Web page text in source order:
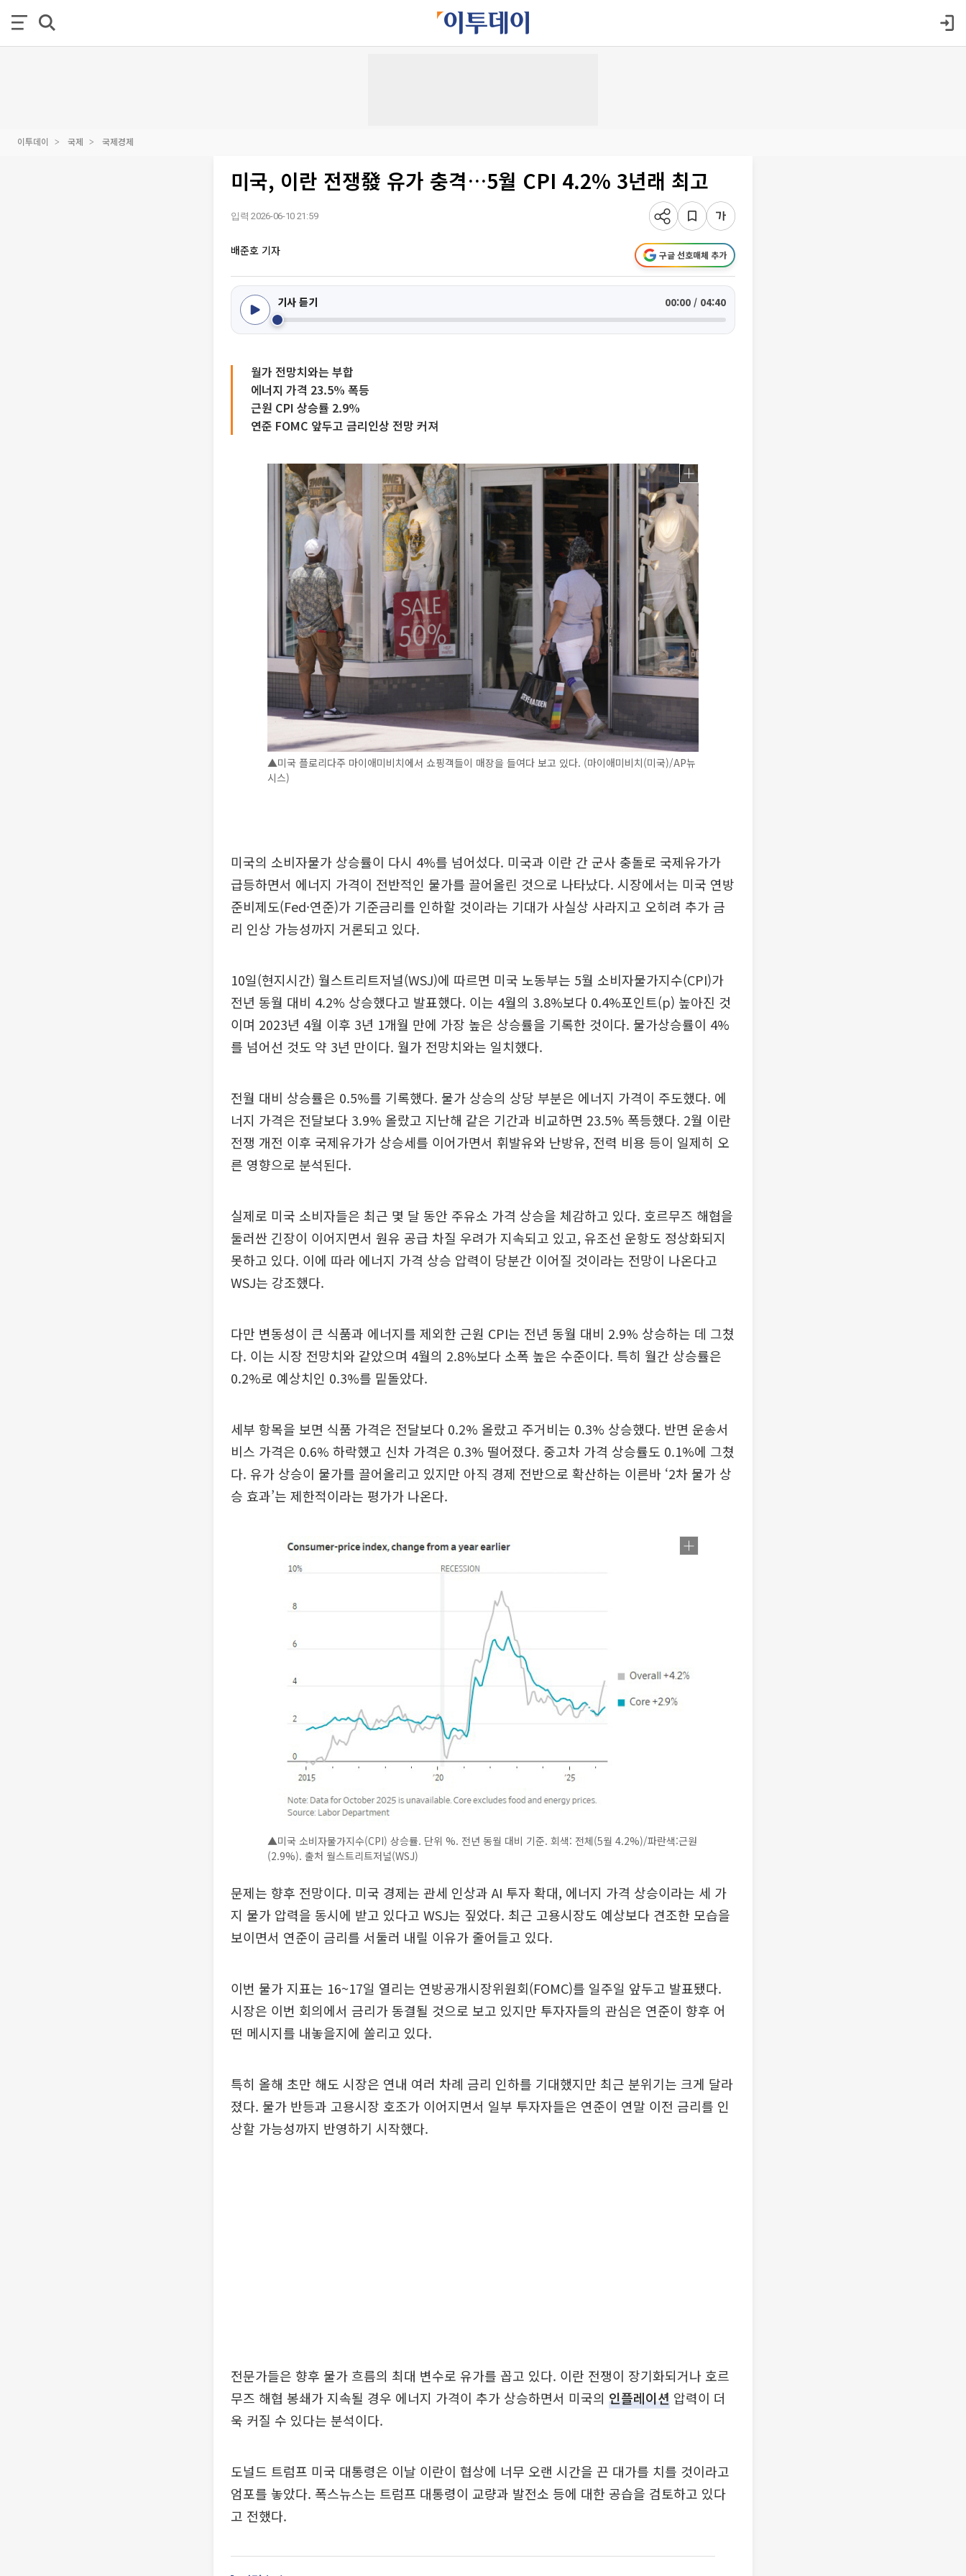
이투데이 국제 국제경제
미국, 이란 전쟁發 유가 충격…5월 CPI 4.2% 3년래 최고
입력 2026-06-10 21:59
배준호 기자 구글 선호매체 추가
기사 듣기 00:00 / 04:40
월가 전망치와는 부합
에너지 가격 23.5% 폭등
근원 CPI 상승률 2.9%
연준 FOMC 앞두고 금리인상 전망 커져
▲미국 플로리다주 마이애미비치에서 쇼핑객들이 매장을 들여다 보고 있다. (마이애미비치(미국)/AP뉴
시스)
미국의 소비자물가 상승률이 다시 4%를 넘어섰다. 미국과 이란 간 군사 충돌로 국제유가가
급등하면서 에너지 가격이 전반적인 물가를 끌어올린 것으로 나타났다. 시장에서는 미국 연방
준비제도(Fed·연준)가 기준금리를 인하할 것이라는 기대가 사실상 사라지고 오히려 추가 금
리 인상 가능성까지 거론되고 있다.
10일(현지시간) 월스트리트저널(WSJ)에 따르면 미국 노동부는 5월 소비자물가지수(CPI)가
전년 동월 대비 4.2% 상승했다고 발표했다. 이는 4월의 3.8%보다 0.4%포인트(p) 높아진 것
이며 2023년 4월 이후 3년 1개월 만에 가장 높은 상승률을 기록한 것이다. 물가상승률이 4%
를 넘어선 것도 약 3년 만이다. 월가 전망치와는 일치했다.
전월 대비 상승률은 0.5%를 기록했다. 물가 상승의 상당 부분은 에너지 가격이 주도했다. 에
너지 가격은 전달보다 3.9% 올랐고 지난해 같은 기간과 비교하면 23.5% 폭등했다. 2월 이란
전쟁 개전 이후 국제유가가 상승세를 이어가면서 휘발유와 난방유, 전력 비용 등이 일제히 오
른 영향으로 분석된다.
실제로 미국 소비자들은 최근 몇 달 동안 주유소 가격 상승을 체감하고 있다. 호르무즈 해협을
둘러싼 긴장이 이어지면서 원유 공급 차질 우려가 지속되고 있고, 유조선 운항도 정상화되지
못하고 있다. 이에 따라 에너지 가격 상승 압력이 당분간 이어질 것이라는 전망이 나온다고
WSJ는 강조했다.
다만 변동성이 큰 식품과 에너지를 제외한 근원 CPI는 전년 동월 대비 2.9% 상승하는 데 그쳤
다. 이는 시장 전망치와 같았으며 4월의 2.8%보다 소폭 높은 수준이다. 특히 월간 상승률은
0.2%로 예상치인 0.3%를 밑돌았다.
세부 항목을 보면 식품 가격은 전달보다 0.2% 올랐고 주거비는 0.3% 상승했다. 반면 운송서
비스 가격은 0.6% 하락했고 신차 가격은 0.3% 떨어졌다. 중고차 가격 상승률도 0.1%에 그쳤
다. 유가 상승이 물가를 끌어올리고 있지만 아직 경제 전반으로 확산하는 이른바 ‘2차 물가 상
승 효과’는 제한적이라는 평가가 나온다.
▲미국 소비자물가지수(CPI) 상승률. 단위 %. 전년 동월 대비 기준. 회색: 전체(5월 4.2%)/파란색:근원
(2.9%). 출처 월스트리트저널(WSJ)
문제는 향후 전망이다. 미국 경제는 관세 인상과 AI 투자 확대, 에너지 가격 상승이라는 세 가
지 물가 압력을 동시에 받고 있다고 WSJ는 짚었다. 최근 고용시장도 예상보다 견조한 모습을
보이면서 연준이 금리를 서둘러 내릴 이유가 줄어들고 있다.
이번 물가 지표는 16~17일 열리는 연방공개시장위원회(FOMC)를 일주일 앞두고 발표됐다.
시장은 이번 회의에서 금리가 동결될 것으로 보고 있지만 투자자들의 관심은 연준이 향후 어
떤 메시지를 내놓을지에 쏠리고 있다.
특히 올해 초만 해도 시장은 연내 여러 차례 금리 인하를 기대했지만 최근 분위기는 크게 달라
졌다. 물가 반등과 고용시장 호조가 이어지면서 일부 투자자들은 연준이 연말 이전 금리를 인
상할 가능성까지 반영하기 시작했다.
전문가들은 향후 물가 흐름의 최대 변수로 유가를 꼽고 있다. 이란 전쟁이 장기화되거나 호르
무즈 해협 봉쇄가 지속될 경우 에너지 가격이 추가 상승하면서 미국의 인플레이션 압력이 더
욱 커질 수 있다는 분석이다.
도널드 트럼프 미국 대통령은 이날 이란이 협상에 너무 오랜 시간을 끈 대가를 치를 것이라고
엄포를 놓았다. 폭스뉴스는 트럼프 대통령이 교량과 발전소 등에 대한 공습을 검토하고 있다
고 전했다.